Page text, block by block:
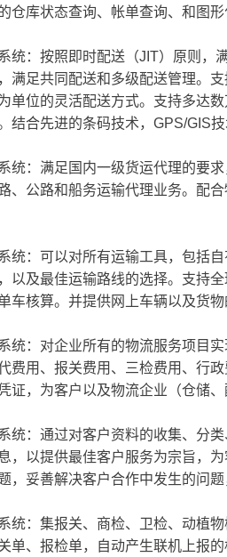
“ AI+ ”新时期降低社会物流成本的思考 物流“大动脉” 网络“氢”先行 7个氢能高速场景落地京津冀
仓库状态查询、帐单查询、和图形
：按照即时配送（JIT）原则，
满足共同配送和多级配送管理。
单位的灵活配送方式。支持多达
结合先进的条码技术，GPS/GIS
：满足国内一级货运代理的要求
、公路和船务运输代理业务。配
：可以对所有运输工具，包括自
以及最佳运输路线的选择。支持
车核算。并提供网上车辆以及货物
：对企业所有的物流服务项目实
费用、报关费用、三检费用、行
证，为客户以及物流企业（仓储
：通过对客户资料的收集、分类
，以提供最佳客户服务为宗旨，
，妥善解决客户合作中发生的问
：集报关、商检、卫检、动植物
单、报检单，自动产生联机上报